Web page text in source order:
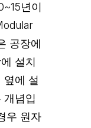
년이
공장에
설치
에 설
개념입
우 원자